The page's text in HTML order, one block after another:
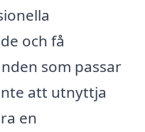
och få
som passar
att utnyttja
en